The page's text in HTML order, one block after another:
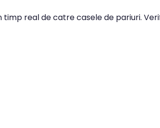
real de catre casele de pariuri.